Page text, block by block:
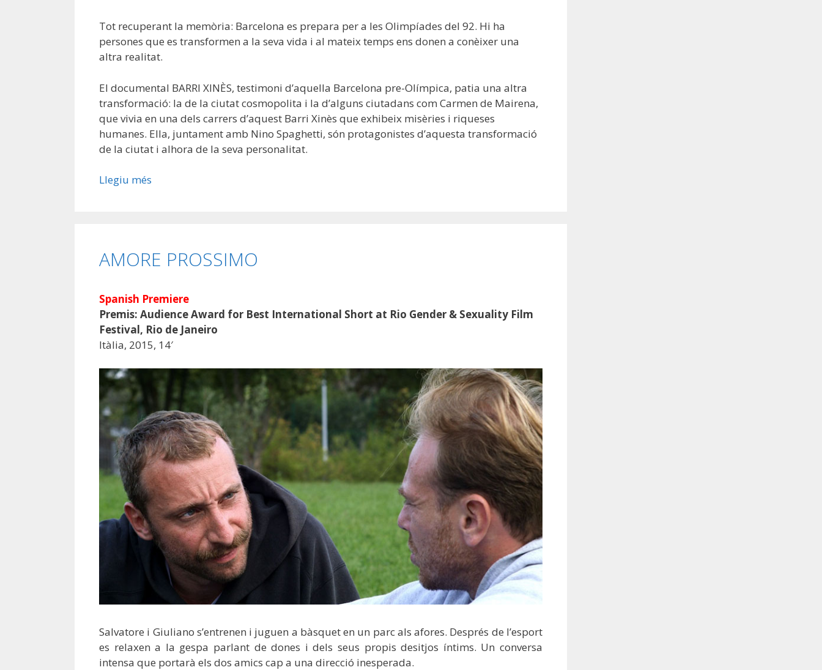
Tot recuperant la memòria: Barcelona es prepara per a les Olimpíades del 92. Hi ha
persones que es transformen a la seva vida i al mateix temps ens donen a conèixer una
altra realitat.
El documental BARRI XINÈS, testimoni d’aquella Barcelona pre-Olímpica, patia una altra
transformació: la de la ciutat cosmopolita i la d’alguns ciutadans com Carmen de Mairena,
que vivia en una dels carrers d’aquest Barri Xinès que exhibeix misèries i riqueses
humanes. Ella, juntament amb Nino Spaghetti, són protagonistes d’aquesta transformació
de la ciutat i alhora de la seva personalitat.
Llegiu més
AMORE PROSSIMO
Spanish Premiere
Premis: Audience Award for Best International Short at Rio Gender & Sexuality Film
Festival, Rio de Janeiro
Itàlia, 2015, 14′
Salvatore i Giuliano s’entrenen i juguen a bàsquet en un parc als afores. Després de l’esport
es relaxen a la gespa parlant de dones i dels seus propis desitjos íntims. Un conversa
intensa que portarà els dos amics cap a una direcció inesperada.